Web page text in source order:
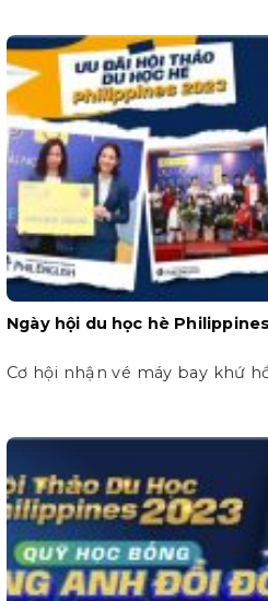
Ngày hội du học hè
Cơ hội nhận vé máy bay khứ